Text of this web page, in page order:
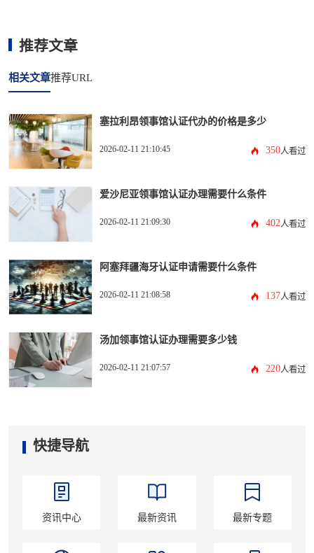
推荐文章
相关文章推荐URL
塞拉利昂领事馆认证代办的价格是多少
2026-02-11 21:10:45 350人看过
爱沙尼亚领事馆认证办理需要什么条件
2026-02-11 21:09:30 402人看过
阿塞拜疆海牙认证申请需要什么条件
2026-02-11 21:08:58 137人看过
汤加领事馆认证办理需要多少钱
2026-02-11 21:07:57 220人看过
快捷导航
资讯中心 最新资讯 最新专题